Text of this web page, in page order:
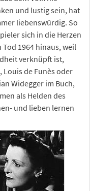
und lustig sein, hat
liebenswürdig. So
sich in die Herzen
1964 hinaus, weil
verknüpft ist,
Louis de Funès oder
Widegger im Buch,
als Helden des
und lieben lernen